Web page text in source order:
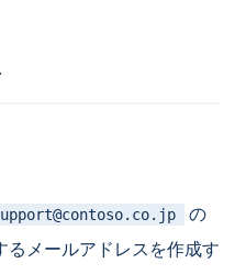
の
るメールアドレスを作成す